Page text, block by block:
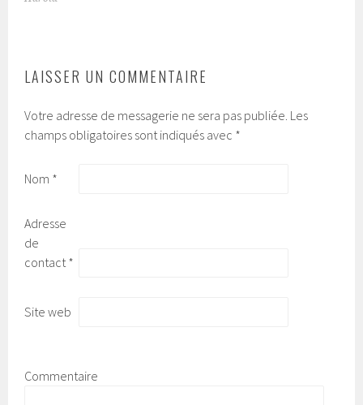
LAISSER UN COMMENTAIRE
Votre adresse de messagerie ne sera pas publiée. Les
champs obligatoires sont indiqués avec *
Nom *
Adresse
de
contact*
Site web
Commentaire